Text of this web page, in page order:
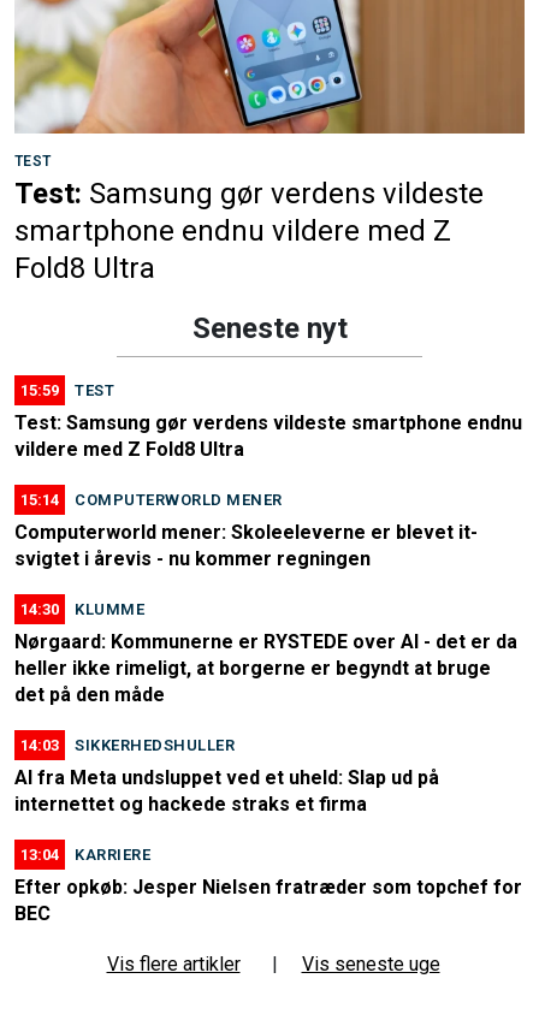
TEST
Test: Samsung gør verdens vildeste
smartphone endnu vildere med Z
Fold8 Ultra
Seneste nyt
15:59 TEST
Test: Samsung gør verdens vildeste smartphone endnu
vildere med Z Fold8 Ultra
15:14 COMPUTERWORLD MENER
Computerworld mener: Skoleeleverne er blevet it-
svigtet i årevis - nu kommer regningen
14:30 KLUMME
Nørgaard: Kommunerne er RYSTEDE over AI - det er da
heller ikke rimeligt, at borgerne er begyndt at bruge
det på den måde
14:03 SIKKERHEDSHULLER
AI fra Meta undsluppet ved et uheld: Slap ud på
internettet og hackede straks et firma
13:04 KARRIERE
Efter opkøb: Jesper Nielsen fratræder som topchef for
BEC
Vis flere artikler | Vis seneste uge